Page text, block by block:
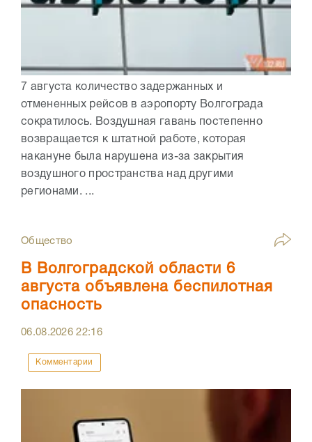
7 августа количество задержанных и
отмененных рейсов в аэропорту Волгограда
сократилось. Воздушная гавань постепенно
возвращается к штатной работе, которая
накануне была нарушена из-за закрытия
воздушного пространства над другими
регионами. ...
Общество
В Волгоградской области 6
августа объявлена беспилотная
опасность
06.08.202622:16
Комментарии